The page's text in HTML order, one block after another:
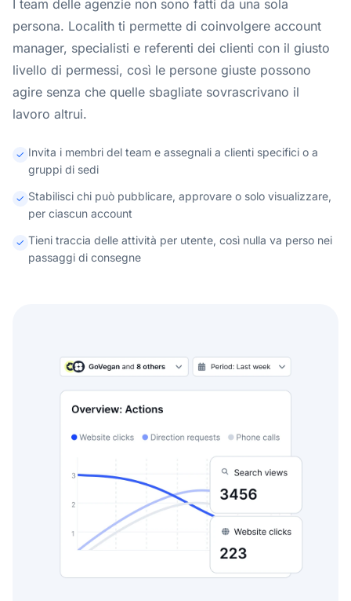
I team delle agenzie non sono fatti da una sola
persona. Localith ti permette di coinvolgere account
manager, specialisti e referenti dei clienti con il giusto
livello di permessi, così le persone giuste possono
agire senza che quelle sbagliate sovrascrivano il
lavoro altrui.
Invita i membri del team e assegnali a clienti specifici o a
gruppi di sedi
Stabilisci chi può pubblicare, approvare o solo visualizzare,
per ciascun account
Tieni traccia delle attività per utente, così nulla va perso nei
passaggi di consegne